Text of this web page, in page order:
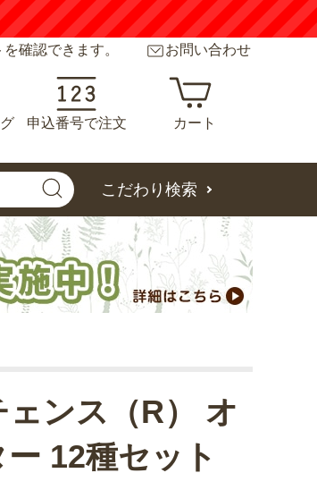
確認できます。 お問い合わせ
申込番号で注文 カート
こだわり検索
ンス（R） オ
12種セット